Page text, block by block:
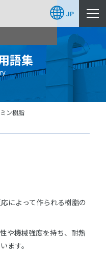
JP
語集
ン樹脂
によって作られる樹脂の
や機械強度を持ち、耐熱
ます。